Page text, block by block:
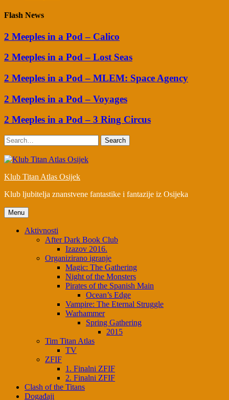
Flash News
2 Meeples in a Pod – Calico
2 Meeples in a Pod – Lost Seas
2 Meeples in a Pod – MLEM: Space Agency
2 Meeples in a Pod – Voyages
2 Meeples in a Pod – 3 Ring Circus
Search
Klub Titan Atlas Osijek
Klub ljubitelja znanstvene fantastike i fantazije iz Osijeka
Menu
Aktivnosti
After Dark Book Club
Izazov 2016.
Organizirano igranje
Magic: The Gathering
Night of the Monsters
Pirates of the Spanish Main
Ocean’s Edge
Vampire: The Eternal Struggle
Warhammer
Spring Gathering
2015
Tim Titan Atlas
TV
ZFIF
1. Finalni ZFIF
2. Finalni ZFIF
Clash of the Titans
Događaji